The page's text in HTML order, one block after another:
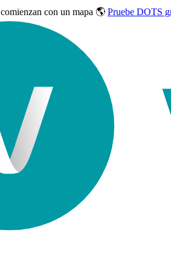
comienzan con un mapa 🌎 Pruebe DOTS